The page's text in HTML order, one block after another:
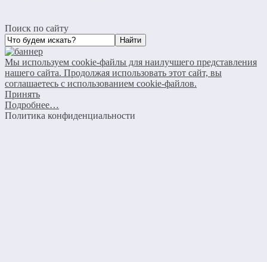
Поиск по сайту
Мы используем cookie-файлы для наилучшего представления
нашего сайта. Продолжая использовать этот сайт, вы
соглашаетесь с использованием cookie-файлов.
Принять
Подробнее…
Политика конфиденциальности